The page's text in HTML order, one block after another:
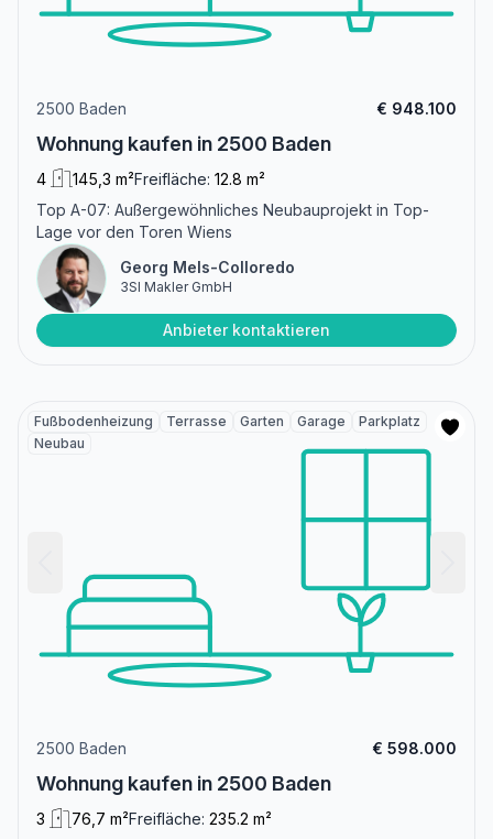
2500 Baden € 948.100
Wohnung kaufen in 2500 Baden
4 145,3 m²Freifläche: 12.8 m²
Top A-07: Außergewöhnliches Neubauprojekt in Top-
Lage vor den Toren Wiens
Georg Mels-Colloredo
3SI Makler GmbH
Anbieter kontaktieren
Fußbodenheizung Terrasse Garten Garage
Parkplatz
Neubau
2500 Baden € 598.000
Wohnung kaufen in 2500 Baden
3 76,7 m²Freifläche: 235.2 m²